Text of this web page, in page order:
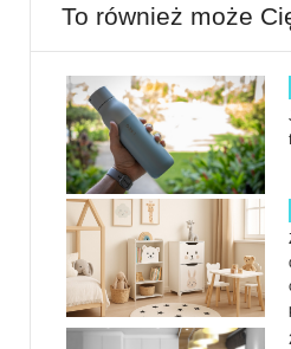
To również może